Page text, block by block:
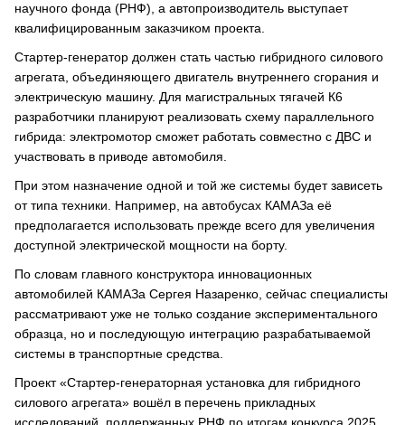
научного фонда (РНФ), а автопроизводитель выступает
квалифицированным заказчиком проекта.
Стартер-генератор должен стать частью гибридного силового
агрегата, объединяющего двигатель внутреннего сгорания и
электрическую машину. Для магистральных тягачей К6
разработчики планируют реализовать схему параллельного
гибрида: электромотор сможет работать совместно с ДВС и
участвовать в приводе автомобиля.
При этом назначение одной и той же системы будет зависеть
от типа техники. Например, на автобусах КАМАЗа её
предполагается использовать прежде всего для увеличения
доступной электрической мощности на борту.
По словам главного конструктора инновационных
автомобилей КАМАЗа Сергея Назаренко, сейчас специалисты
рассматривают уже не только создание экспериментального
образца, но и последующую интеграцию разрабатываемой
системы в транспортные средства.
Проект «Стартер-генераторная установка для гибридного
силового агрегата» вошёл в перечень прикладных